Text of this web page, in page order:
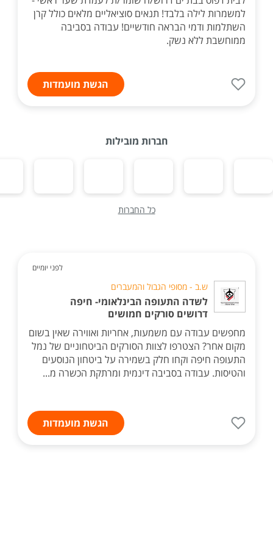
למשמרות לילה בלבד! תנאים סוציאליים מלאים כולל קרן
השתלמות ודמי הבראה חודשיים! עבודה בסביבה
ממוחשבת ללא נשק.
הגשת מועמדות
חברות מובילות
כל החברות
לפני יומיים
ש.ב - מסופי הגבול והמעברים
לשדה התעופה הבינלאומי- חיפה
דרושים סורקים חמושים
מחפשים עבודה עם משמעות, אחריות ואווירה שאין בשום
מקום אחר? הצטרפו לצוות הסורקים הביטחוניים של נמל
התעופה חיפה וקחו חלק בשמירה על ביטחון הנוסעים
והטיסות. עבודה בסביבה דינמית ומרתקת הכשרה מ...
הגשת מועמדות